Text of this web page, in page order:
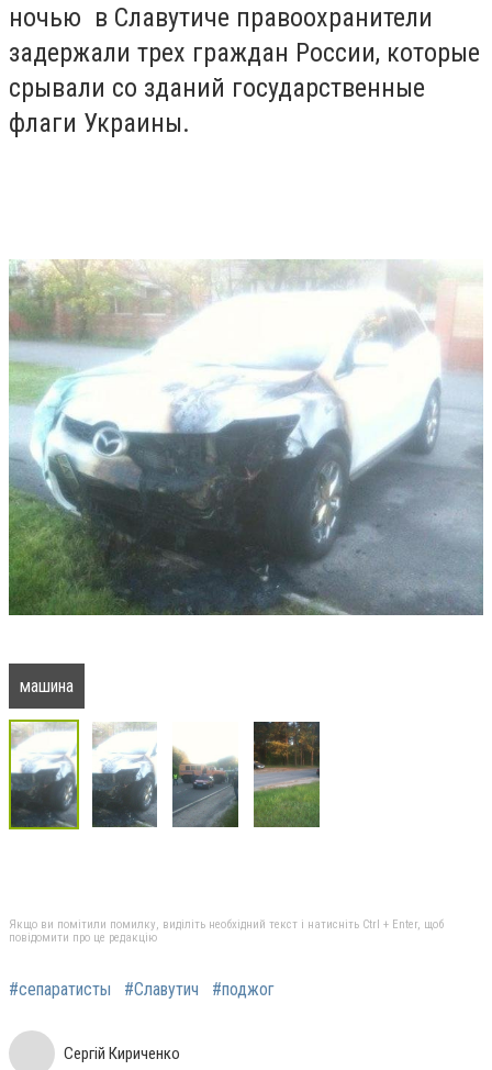
ночью в Славутиче правоохранители
задержали трех граждан России, которые
срывали со зданий государственные
флаги Украины.
машина
Якщо ви помітили помилку, виділіть необхідний текст і натисніть Ctrl + Enter, щоб
повідомити про це редакцію
#сепаратисты #Славутич #поджог
Сергій Кириченко